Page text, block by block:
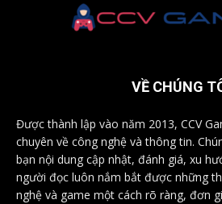
VỀ CHÚNG
Được thành lập vào năm 2013, CCV
chuyên về công nghệ và thông tin.
bạn nội dung cập nhật, đánh giá, xu
người đọc luôn nắm bắt được những
nghệ và game một cách rõ ràng, đơn